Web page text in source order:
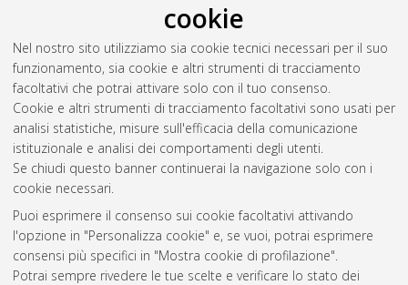
cookie
Nel nostro sito utilizziamo sia cookie tecnici necessari per il suo
funzionamento, sia cookie e altri strumenti di tracciamento
facoltativi che potrai attivare solo con il tuo consenso.
Cookie e altri strumenti di tracciamento facoltativi sono usati per
analisi statistiche, misure sull'efficacia della comunicazione
istituzionale e analisi dei comportamenti degli utenti.
Se chiudi questo banner continuerai la navigazione solo con i
cookie necessari.
Puoi esprimere il consenso sui cookie facoltativi attivando
l'opzione in "Personalizza cookie" e, se vuoi, potrai esprimere
consensi più specifici in "Mostra cookie di profilazione".
Potrai sempre rivedere le tue scelte e verificare lo stato dei
(2008)Asset management of wastewater
, [Dissertation thesis], Alma Mater Studiorum
Università di Bologna. Dottorato di ricerca inIngegneria
idraulica: scienze e tecnologie dell'acqua , 20 Ciclo.
Questa lista e' stata generata ilSat Aug 8 20:45:03 2026
Atom
Rss 1.0
Rss 2.0